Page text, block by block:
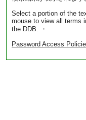
Select a portion of the
mouse to view all terms
the DDB. ・
Password Access